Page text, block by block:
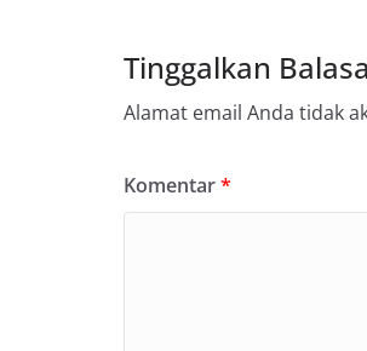
Tinggalkan
Alamat email Anda tidak
Komentar*